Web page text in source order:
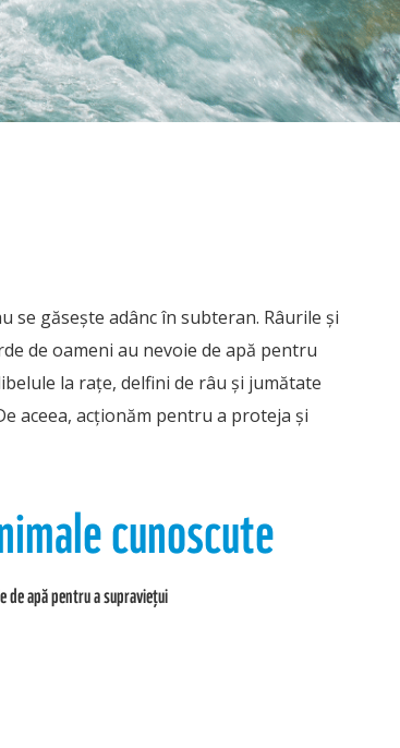
se găsește adânc în subteran. Râurile și
de oameni au nevoie de apă pentru
la rațe, delfini de râu și jumătate
aceea, acționăm pentru a proteja și
cunoscute
de apă pentru a supraviețui